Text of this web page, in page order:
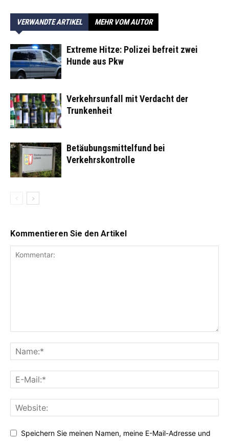
VERWANDTE ARTIKEL MEHR VOM AUTOR
Extreme Hitze: Polizei befreit zwei
Hunde aus Pkw
Verkehrsunfall mit Verdacht der
Trunkenheit
Betäubungsmittelfund bei
Verkehrskontrolle
Kommentieren Sie den Artikel
Speichern Sie meinen Namen, meine E-Mail-Adresse und